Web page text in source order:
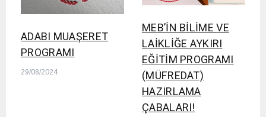
ADABI MUAŞERET
PROGRAMI
29/08/2024
MEB’İN BİLİME VE
LAİKLİĞE AYKIRI
EĞİTİM PROGRAMI
(MÜFREDAT)
HAZIRLAMA
ÇABALARI!